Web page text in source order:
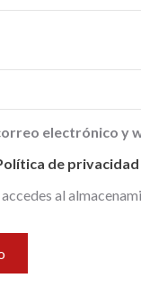
electrónico y
de privacidad
al